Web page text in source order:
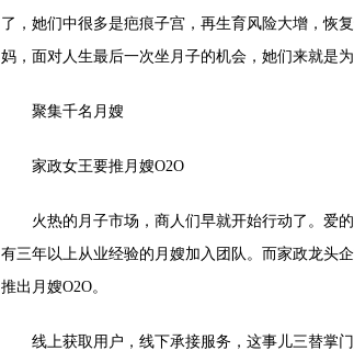
了，她们中很多是疤痕子宫，再生育风险大增，恢
妈，面对人生最后一次坐月子的机会，她们来就是为
聚集千名月嫂
家政女王要推月嫂O2O
火热的月子市场，商人们早就开始行动了。爱
有三年以上从业经验的月嫂加入团队。而家政龙头
推出月嫂O2O。
线上获取用户，线下承接服务，这事儿三替掌